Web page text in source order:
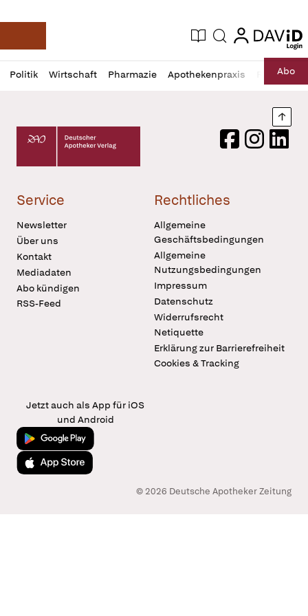
Deutsche Apotheker Zeitung
Aktuelle Ausgabe
Suche login
login
Politik Wirtschaft Pharmazie Apothekenpraxis RechtAbo
Profil
öffnen
Daz
Pur
Deutscher Apotheker Verlag Logo
FacebookInstagram
Service
Newsletter
Über uns
Kontakt
Mediadaten
Abo kündigen
RSS-Feed
Rechtliches
Allgemeine
Geschäftsbedingungen
Allgemeine
Nutzungsbedingungen
Impressum
Datenschutz
Widerrufsrecht
Netiquette
Erklärung zur Barrierefreiheit
Cookies & Tracking
Jetzt auch als App für iOS
und Android
Jetzt bei Google Play
Laden im App Store
© 2026 Deutsche Apotheker Zeitung